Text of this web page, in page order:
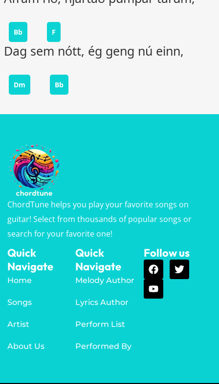
Bb F
Dag sem nótt, ég geng nú einn,
Dm Bb
ChordTune helps you play your favorite songs on
guitar! Select from thousands of popular songs or
search for your favorite one!
Quick
Navigate
Home
Songs
Artist
About Us
Quick
Navigate
Melody Author
Lyrics Author
Perform List
Performed By
Follow us